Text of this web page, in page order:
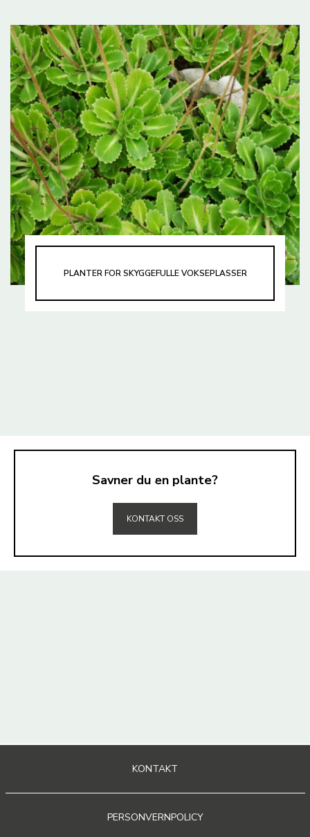
PLANTER FOR SKYGGEFULLE VOKSEPLASSER
Savner du en plante?
KONTAKT OSS
KONTAKT
PERSONVERNPOLICY